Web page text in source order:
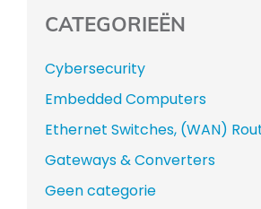
CATEGORIEËN
Cybersecurity
Embedded Computers
Ethernet Switches, (WAN)
Gateways & Converters
Geen categorie